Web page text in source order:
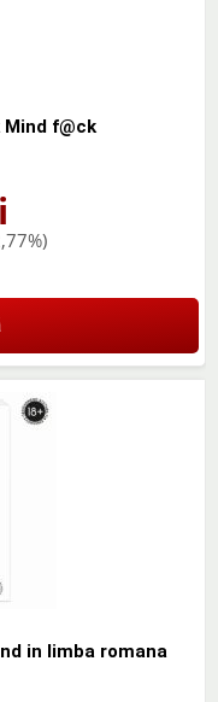
f@ck
in limba romana